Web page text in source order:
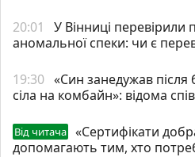
20:01
У Вінниці перевірили
аномальної спеки: чи є
19:30 «Син занедужав
сіла на комбайн»: відома
Від читача
«Сертифікати
допомагають тим, хто